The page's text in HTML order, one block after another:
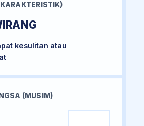
kesulitan atau
(MUSIM)